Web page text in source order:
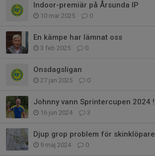
Indoor-premiär på Årsunda IP
10 mar 2025 0
En kämpe har lämnat oss
3 feb 2025 0
Onsdagsligan
27 jan 2025 0
Johnny vann Sprintercupen 2024 !
16 jun 2024 3
Djup grop problem för skinklöpare
9 maj 2024 0